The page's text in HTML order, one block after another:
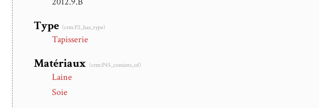
Type (crm:P2_has_type)
Tapisserie
Matériaux (crm:P45_consists_of)
Laine
Soie